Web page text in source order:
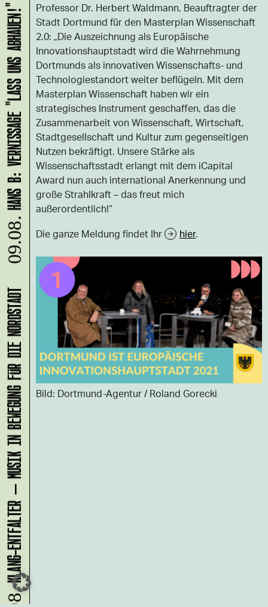
Professor Dr. Herbert Waldmann, Beauftragter der
Stadt Dortmund für den Masterplan Wissenschaft
2.0: „Die Auszeichnung als Europäische
Innovationshauptstadt wird die Wahrnehmung
Dortmunds als innovativen Wissenschafts- und
Technologiestandort weiter beflügeln. Mit dem
Masterplan Wissenschaft haben wir ein
strategisches Instrument geschaffen, das die
Zusammenarbeit von Wissenschaft, Wirtschaft,
Stadtgesellschaft und Kultur zum gegenseitigen
Nutzen bekräftigt. Unsere Stärke als
Wissenschaftsstadt erlangt mit dem iCapital
Award nun auch international Anerkennung und
große Strahlkraft – das freut mich
außerordentlich!“
Die ganze Meldung findet Ihr
hier.
Bild: Dortmund-Agentur / Roland Gorecki
KLANG-ENTFALTER – MUSIK IN BEWEGUNG FÜR DIE NORDSTADT
09.08.
HANS B: VERNISSAGE "LASS UNS ABHAUEN!"